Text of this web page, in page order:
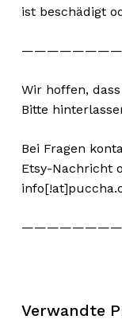
ist beschädigt
Wir hoffen,
Bitte
Bei Fragen
Etsy-Nachricht
Verwandte